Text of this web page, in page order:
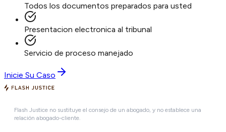
Todos los documentos preparados para usted
Presentacion electronica al tribunal
Servicio de proceso manejado
Inicie Su Caso
Flash Justice no sustituye el consejo de un abogado, y no establece una
relación abogado-cliente.